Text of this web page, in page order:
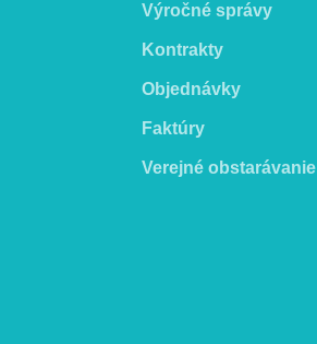
Výročné správy
Kontrakty
Objednávky
Faktúry
Verejné obstarávanie